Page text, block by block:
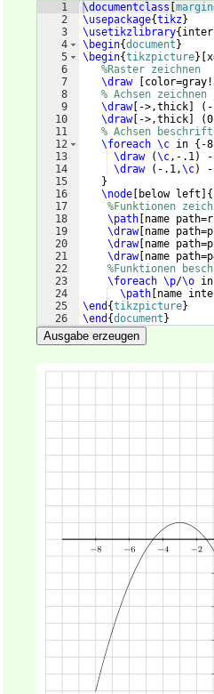
1
2
3
4
5
6
7
8
9
10
11
12
13
14
15
16
17
18
19
20
21
22
23
24
25
26
\documentclass
\usepackage{tikz}
\usetikzlibrary{
\begin{document }
\begin{tikzpicture}
%Raster zeichnen
\draw
% Achsen zeichnen
\draw[ ->,thick (
\draw[ ->,thick (
% Achsen
\foreach \c in { -
\draw
(\c,-.1)
\draw
( -.1,\c)
}
\node
below left {
%Funktionen
\path name
\draw[ name
\draw[ name
\draw[ name
%Funktionen
\foreach \p/\o in
\path name
\end {tikzpicture}
\end {document }
Ausgabe erzeugen